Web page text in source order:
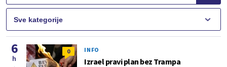
0 INFO
Izrael pravi plan bez Trampa
6
h